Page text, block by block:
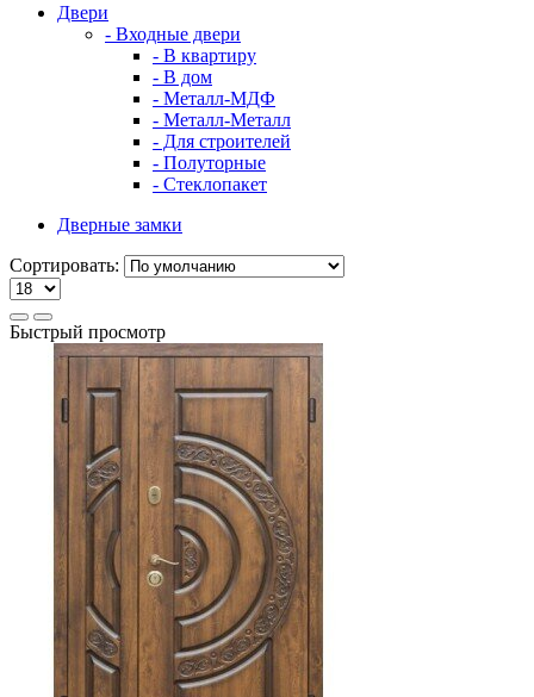
Двери
- Входные двери
- В квартиру
- В дом
- Металл-МДФ
- Металл-Металл
- Для строителей
- Полуторные
- Стеклопакет
Дверные замки
Сортировать:
Быстрый просмотр